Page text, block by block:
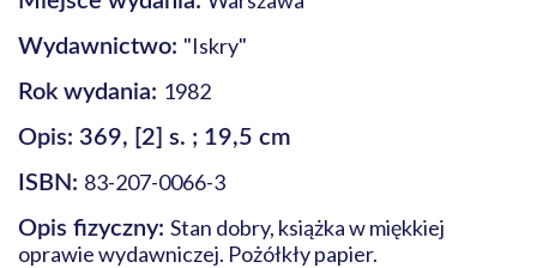
Wydawnictwo: "Iskry"
Rok wydania: 1982
Opis: 369, [2] s. ; 19,5 cm
ISBN: 83-207-0066-3
Opis fizyczny: Stan dobry, książka w miękkiej
oprawie wydawniczej. Pożółkły papier.